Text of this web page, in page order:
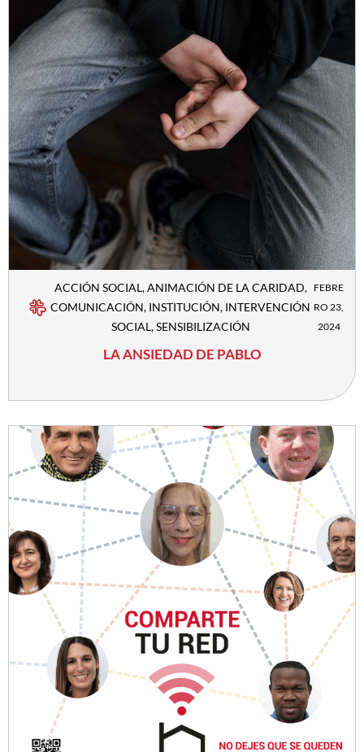
ACCIÓN SOCIAL,ANIMACIÓN DE LA CARIDAD,
COMUNICACIÓN, INSTITUCIÓN, INTERVENCIÓN
SOCIAL,SENSIBILIZACIÓN
FEBRE
RO 23,
2024
LA ANSIEDAD DE PABLO